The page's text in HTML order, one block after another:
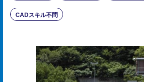
CADスキル不問